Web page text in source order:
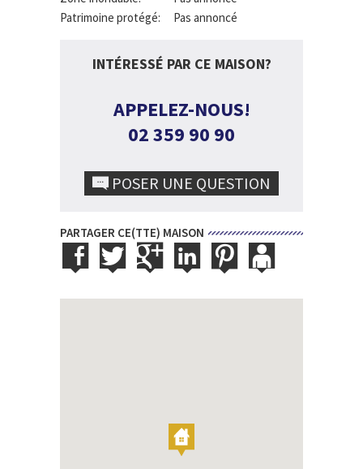
Patrimoine protégé:
Pas annoncé
INTÉRESSÉ PAR CE MAISON?
APPELEZ-NOUS!
02 359 90 90
POSER UNE QUESTION
PARTAGER CE(TTE) MAISON